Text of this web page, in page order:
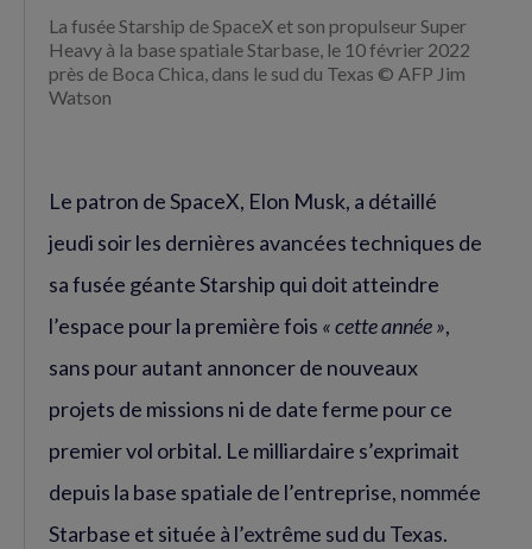
La fusée Starship de SpaceX et son propulseur Super
Heavy à la base spatiale Starbase, le 10 février 2022
près de Boca Chica, dans le sud du Texas © AFP Jim
Watson
Le patron de SpaceX, Elon Musk, a détaillé
jeudi soir les dernières avancées techniques de
sa fusée géante Starship qui doit atteindre
l’espace pour la première fois « cette année »,
sans pour autant annoncer de nouveaux
projets de missions ni de date ferme pour ce
premier vol orbital. Le milliardaire s’exprimait
depuis la base spatiale de l’entreprise, nommée
Starbase et située à l’extrême sud du Texas.